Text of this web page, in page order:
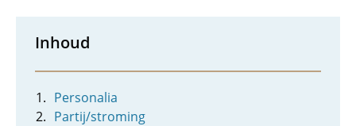
Inhoud
Personalia
Partij/stroming